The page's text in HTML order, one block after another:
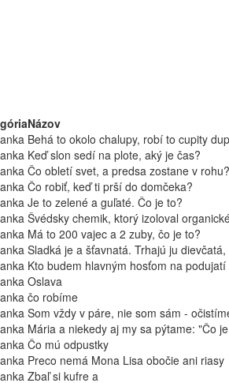
Názov
Behá to okolo chalupy, robí to cupity
Keď slon sedí na plote, aký je čas?
Čo obletí svet, a predsa zostane v rohu?
Čo robiť, keď ti prší do domčeka?
Je to zelené a guľaté. Čo je to?
Švédsky chemik, ktorý izoloval
Má to 200 vajec a 2 zuby, čo je to?
Sladká je a šťavnatá. Trhajú ju
Kto budem hlavným hosťom na
Oslava
čo robíme
Som vždy v páre, nie som sám -
Mária a niekedy aj my sa pýtame: "Čo
Čo mú odpustky
Preco nemá Mona Lisa obočie ani riasy
Zbaľ si kufre a